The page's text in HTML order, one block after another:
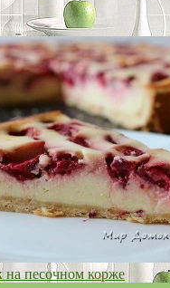
песочном корже